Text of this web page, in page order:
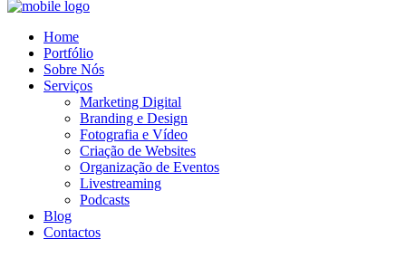
Home
Portfólio
Sobre Nós
Serviços
Marketing Digital
Branding e Design
Fotografia e Vídeo
Criação de Websites
Organização de Eventos
Livestreaming
Podcasts
Blog
Contactos